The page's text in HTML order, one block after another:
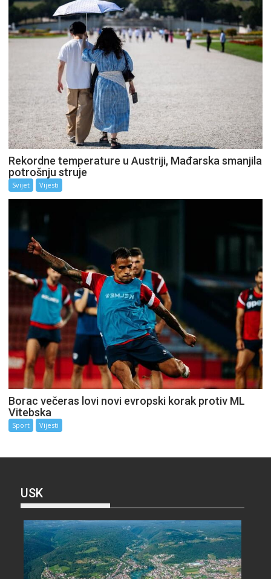
Rekordne temperature u Austriji, Mađarska smanjila
potrošnju struje
Svijet Vijesti
Borac večeras lovi novi evropski korak protiv ML
Vitebska
Sport Vijesti
USK